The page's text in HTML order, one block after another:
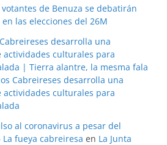
votantes de Benuza se debatirán
las elecciones del 26M
desarrolla una
culturales para
| Tierra alantre, la mesma fala
Cabreireses desarrolla una
culturales para
al coronavirus a pesar del
fueya cabreiresa en La Junta